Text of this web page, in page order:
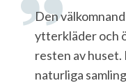
Den
ytterkläder och
resten av huset.
naturliga